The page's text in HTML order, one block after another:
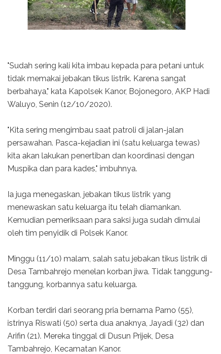
"Sudah sering kali kita imbau kepada para petani untuk
tidak memakai jebakan tikus listrik. Karena sangat
berbahaya," kata Kapolsek Kanor, Bojonegoro, AKP Hadi
Waluyo, Senin (12/10/2020).
"Kita sering mengimbau saat patroli di jalan-jalan
persawahan. Pasca-kejadian ini (satu keluarga tewas)
kita akan lakukan penertiban dan koordinasi dengan
Muspika dan para kades," imbuhnya.
Ia juga menegaskan, jebakan tikus listrik yang
menewaskan satu keluarga itu telah diamankan.
Kemudian pemeriksaan para saksi juga sudah dimulai
oleh tim penyidik di Polsek Kanor.
Minggu (11/10) malam, salah satu jebakan tikus listrik di
Desa Tambahrejo menelan korban jiwa. Tidak tanggung-
tanggung, korbannya satu keluarga.
Korban terdiri dari seorang pria bernama Parno (55),
istrinya Riswati (50) serta dua anaknya, Jayadi (32) dan
Arifin (21). Mereka tinggal di Dusun Prijek, Desa
Tambahrejo, Kecamatan Kanor.